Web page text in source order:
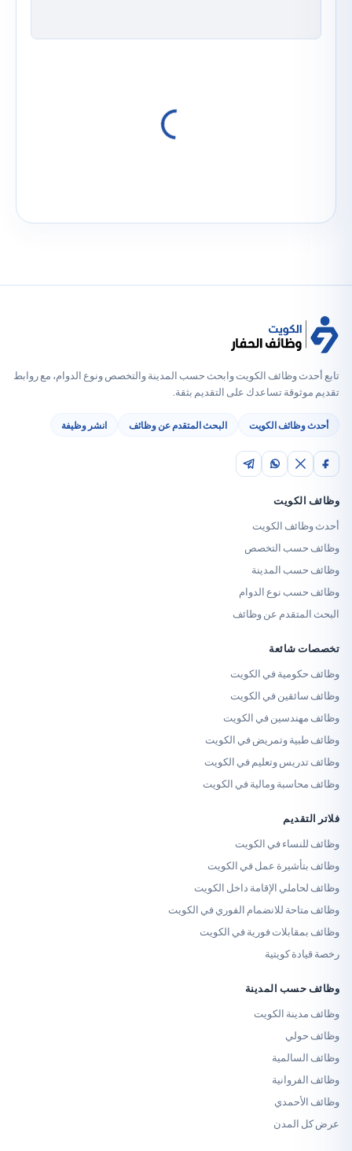
وظائف الكويت وابحث حسب المدينة والتخصص ونوع الدوام، مع روابط
تساعدك على التقديم بثقة.
الكويت البحث المتقدم عن وظائف انشر وظيفة
الكويت
التخصص
المدينة
نوع الدوام
عن وظائف
في الكويت
في الكويت
في الكويت
وتمريض في الكويت
وتعليم في الكويت
ومالية في الكويت
في الكويت
عمل في الكويت
الإقامة داخل الكويت
للانضمام الفوري في الكويت
فورية في الكويت
كويتية
المدينة
الكويت